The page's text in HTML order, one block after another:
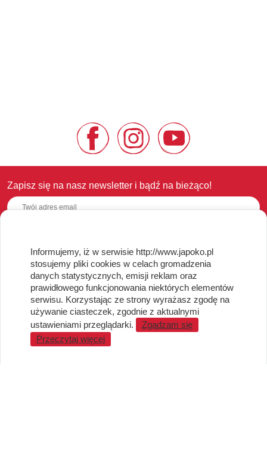
Zapisz się na nasz newsletter i bądź na bieżąco!
OBSŁUGA KLIENTA
Regulamin i Polityka Cookies
Dostawa, Reklamacje i Zwroty
Metody płatności
Standardy jakości i bezpieczeństwa
WARTO WIEDZIEĆ
Informujemy, iż w serwisie http://www.japoko.pl
stosujemy pliki cookies w celach gromadzenia
danych statystycznych, emisji reklam oraz
prawidłowego funkcjonowania niektórych elementów
serwisu. Korzystając ze strony wyrażasz zgodę na
używanie ciasteczek, zgodnie z aktualnymi
ustawieniami przeglądarki.
Zgadzam się
Przeczytaj więcej